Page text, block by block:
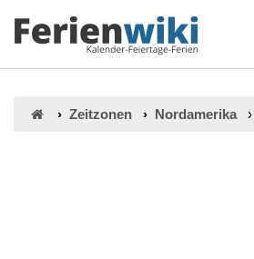
Zeitzonen Nordamerika